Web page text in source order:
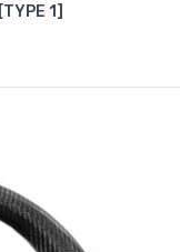
1]